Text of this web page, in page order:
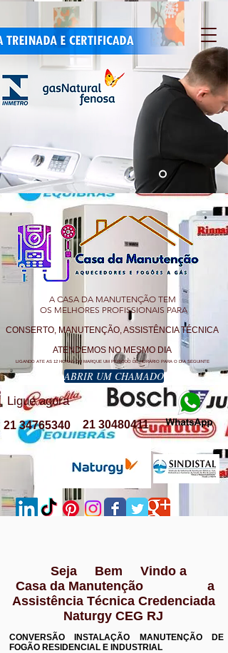
A CASA DA MANUTENÇÃO TEM
OS MELHORES PROFISSIONAIS PARA
CONSERTO, MANUTENÇÃO, ASSISTÊNCIA TÉCNICA
ATENDEMOS NO MESMO DIA
LIGANDO ATE AS 12 HORAS OU MARQUE UM PERÍODO DE HORÁRIO PARA O DIA SEGUINTE
ABRIR UM CHAMADO
Ligue agora
21 30480411
21 34765340
Seja Bem Vindo a
Casa da Manutenção a
Assistência Técnica Credenciada
Naturgy CEG RJ
CONVERSÃO INSTALAÇÃO MANUTENÇÃO DE
FOGÃO RESIDENCIAL E INDUSTRIAL